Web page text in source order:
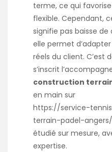
terme, ce qui
flexible. Cependant,
signifie pas baisse
elle permet
réels du client. C’est
s’inscrit
construction
en main sur
https://service-
terrain-padel-angers/
étudié sur mesure,
expertise.